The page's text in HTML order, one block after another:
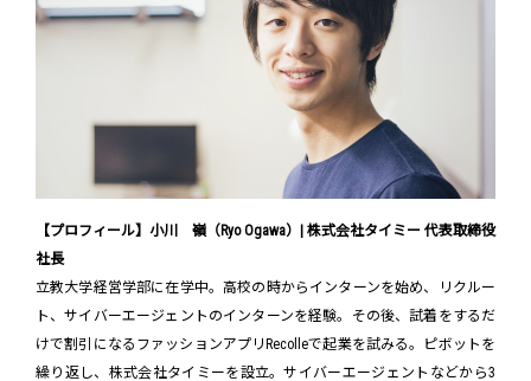
【プロフィール】小川 嶺（Ryo Ogawa）| 株式会社タイミー 代表取締役
社長
立教大学経営学部に在学中。高校の時からインターンを始め、リクルー
ト、サイバーエージェントのインターンを経験。その後、試着をするだ
けで割引になるファッションアプリRecolleで起業を試みる。ピボットを
繰り返し、株式会社タイミーを設立。サイバーエージェントなどから3